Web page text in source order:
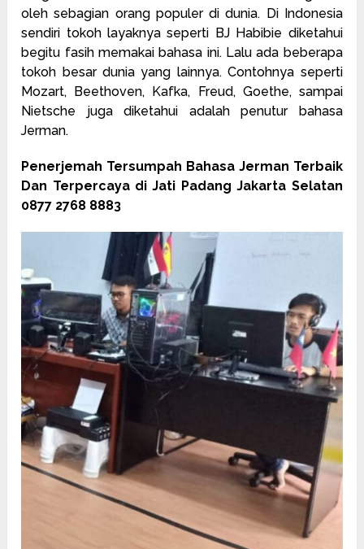
oleh sebagian orang populer di dunia. Di Indonesia
sendiri tokoh layaknya seperti BJ Habibie diketahui
begitu fasih memakai bahasa ini. Lalu ada beberapa
tokoh besar dunia yang lainnya. Contohnya seperti
Mozart, Beethoven, Kafka, Freud, Goethe, sampai
Nietsche juga diketahui adalah penutur bahasa
Jerman.
Penerjemah Tersumpah Bahasa Jerman Terbaik
Dan Terpercaya di Jati Padang Jakarta Selatan
0877 2768 8883